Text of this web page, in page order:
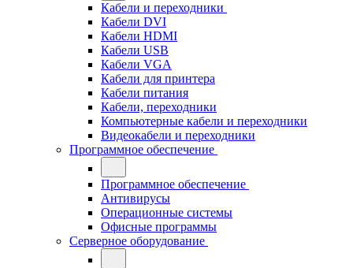
Кабели и переходники
Кабели DVI
Кабели HDMI
Кабели USB
Кабели VGA
Кабели для принтера
Кабели питания
Кабели, переходники
Компьютерные кабели и переходники
Видеокабели и переходники
Программное обеспечение
Программное обеспечение
Антивирусы
Операционные системы
Офисные программы
Серверное оборудование